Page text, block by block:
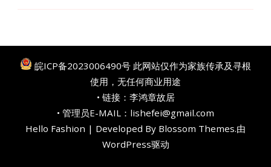
皖ICP备2023006490号 此网站仅作为家族传承及寻根
使用，无任何商业用途
• 链接： 李鸿章故居
• 管理员E-MAIL：lishefei@gmail.com
Hello Fashion | Developed By Blossom Themes.由
WordPress驱动